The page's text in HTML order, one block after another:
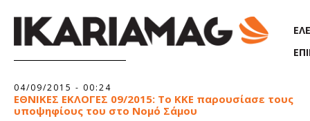
04/09/2015 - 00:24
ΕΘΝΙΚΕΣ ΕΚΛΟΓΕΣ 09/2015: Το ΚΚΕ παρουσίασε τους
υποψηφίους του στο Νομό Σάμου